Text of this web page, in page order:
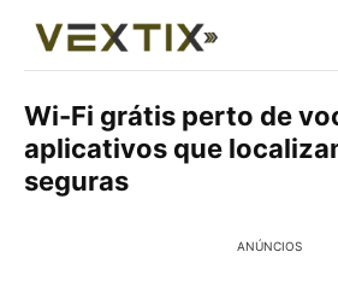
Wi-Fi grátis perto de
aplicativos que
seguras
ANÚNCIOS